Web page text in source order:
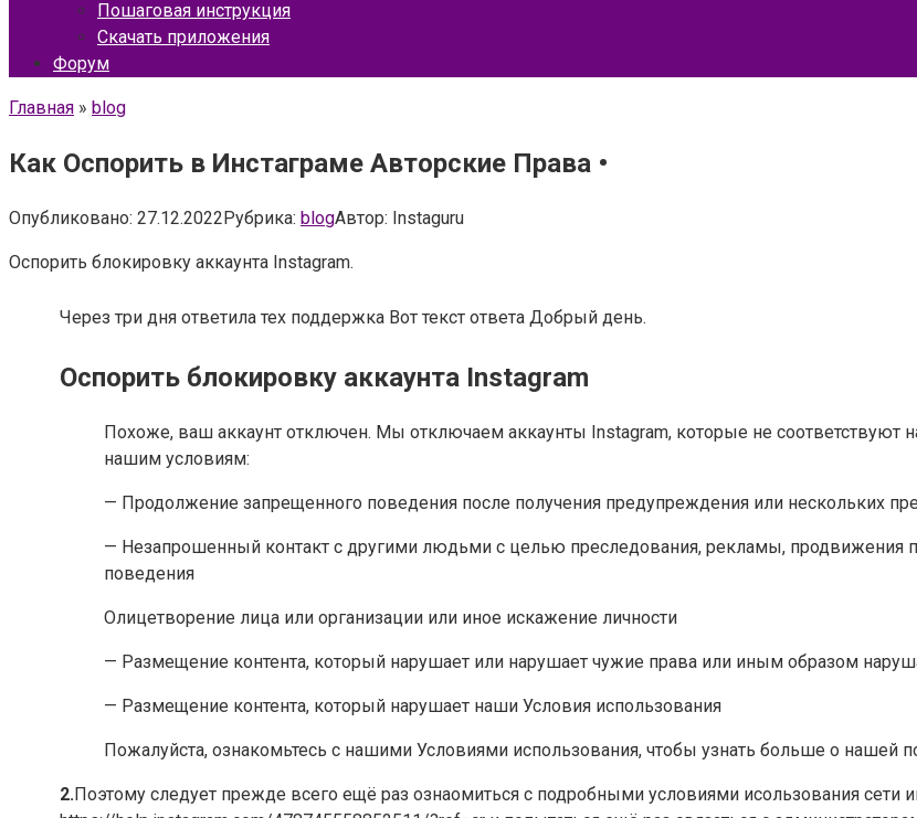
Пошаговая инструкция
Скачать приложения
Форум
Главная » blog
Как Оспорить в Инстаграме Авторские Права •
Опубликовано: 27.12.2022Рубрика: blogАвтор: Instaguru
Оспорить блокировку аккаунта Instagram.
Через три дня ответила тех поддержка Вот текст ответа Добрый день.
Оспорить блокировку аккаунта Instagram
Похоже, ваш аккаунт отключен. Мы отключаем аккаунты Instagram, которые не соответствуют
нашим условиям:
— Продолжение запрещенного поведения после получения предупреждения или нескольких
— Незапрошенный контакт с другими людьми с целью преследования, рекламы, продвижения
поведения
Олицетворение лица или организации или иное искажение личности
— Размещение контента, который нарушает или нарушает чужие права или иным образом
— Размещение контента, который нарушает наши Условия использования
Пожалуйста, ознакомьтесь с нашими Условиями использования, чтобы узнать больше о нашей
2.Поэтому следует прежде всего ещё раз ознаомиться с подробными условиями исользования сети